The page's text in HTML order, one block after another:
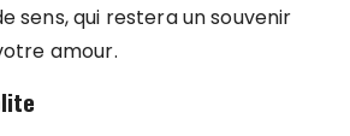
sens, qui restera un souvenir
amour.